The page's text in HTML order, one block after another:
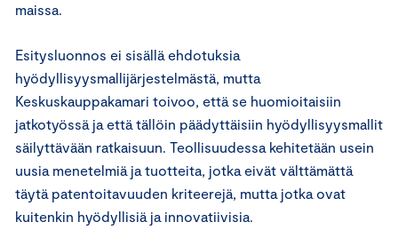
maissa.
Esitysluonnos ei sisällä ehdotuksia
hyödyllisyysmallijärjestelmästä, mutta
Keskuskauppakamari toivoo, että se huomioitaisiin
jatkotyössä ja että tällöin päädyttäisiin hyödyllisyysmallit
säilyttävään ratkaisuun. Teollisuudessa kehitetään usein
uusia menetelmiä ja tuotteita, jotka eivät välttämättä
täytä patentoitavuuden kriteerejä, mutta jotka ovat
kuitenkin hyödyllisiä ja innovatiivisia.